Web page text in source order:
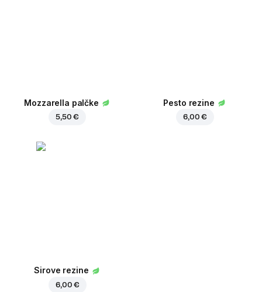
Mozzarella palčke
5,50 €
Pesto rezine
6,00 €
Sirove rezine
6,00 €